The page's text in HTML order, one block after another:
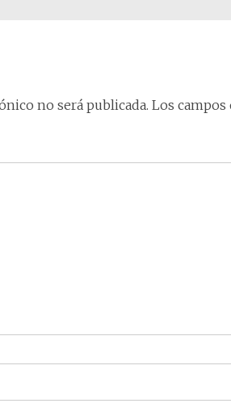
no será publicada. Los